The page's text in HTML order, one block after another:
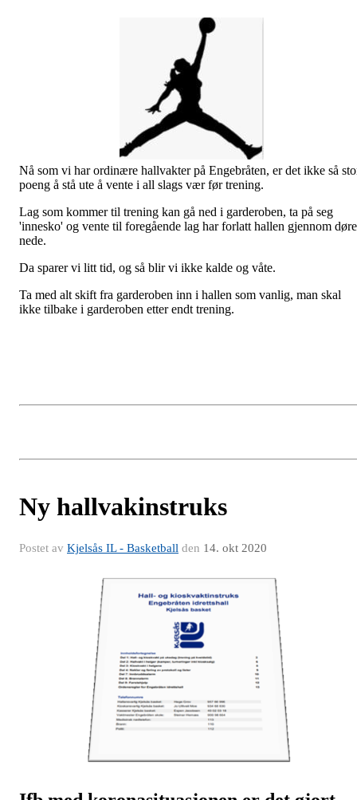
Nå som vi har ordinære hallvakter på Engebråten, er det ikke så
poeng å stå ute å vente i all slags vær før trening.
Lag som kommer til trening kan gå ned i garderoben, ta på seg
'innesko' og vente til foregående lag har forlatt hallen gjennom
nede.
Da sparer vi litt tid, og så blir vi ikke kalde og våte.
Ta med alt skift fra garderoben inn i hallen som vanlig, man skal
ikke tilbake i garderoben etter endt trening.
Ny hallvakinstruks
Postet av Kjelsås IL - Basketball den 14. okt 2020